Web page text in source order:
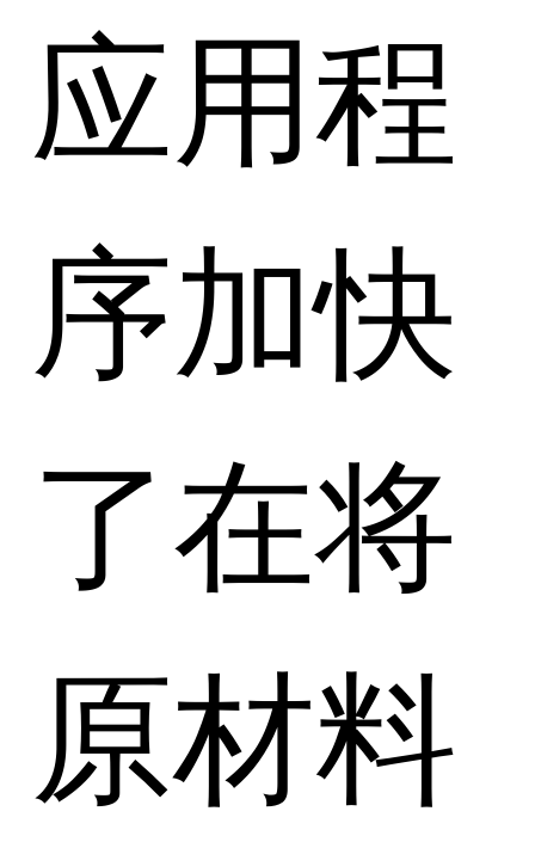
应用程
序加快
了在将
原材料